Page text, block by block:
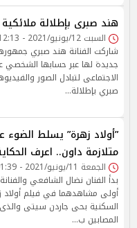
هند صبرى بإطلالة ملائكية
السبت 12/يونيو/2021 - 12:13 ص
شاركت الفنانة هند صبري
جديدة لها عبر حسابها الشخصي
الاجتماعى لتبادل الصور
صبري بإطلالة…
”أولاد زهرة” يسلط
متلازمة داون.. اعرف
الجمعة 11/يونيو/2021 - 01:39 ص
بدأ الفنان نضال الشافعي
أولى مشاهدهما في فيلم أولاد
السكنية بحى جاردن سيتى
المصابين ب…